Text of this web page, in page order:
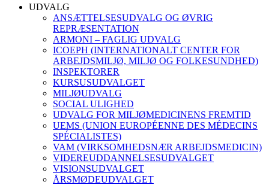
UDVALG
ANSÆTTELSESUDVALG OG ØVRIG
REPRÆSENTATION
ARMONI – FAGLIG UDVALG
ICOEPH (INTERNATIONALT CENTER FOR
ARBEJDSMILJØ, MILJØ OG FOLKESUNDHED)
INSPEKTORER
KURSUSUDVALGET
MILJØUDVALG
SOCIAL ULIGHED
UDVALG FOR MILJØMEDICINENS FREMTID
UEMS (UNION EUROPÉENNE DES MÉDECINS
SPÉCIALISTES)
VAM (VIRKSOMHEDSNÆR ARBEJDSMEDICIN)
VIDEREUDDANNELSESUDVALGET
VISIONSUDVALGET
ÅRSMØDEUDVALGET